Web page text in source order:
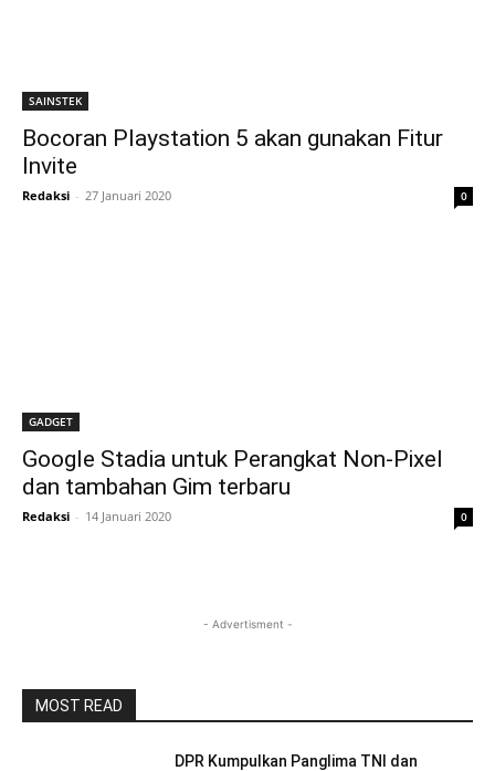
SAINSTEK
Bocoran Playstation 5 akan gunakan Fitur
Invite
Redaksi - 27 Januari 2020 0
GADGET
Google Stadia untuk Perangkat Non-Pixel
dan tambahan Gim terbaru
Redaksi - 14 Januari 2020 0
- Advertisment -
MOST READ
DPR Kumpulkan Panglima TNI dan